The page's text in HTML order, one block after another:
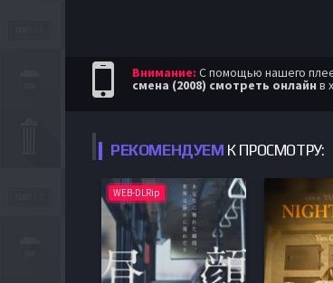
Внимание: С помощью нашего
смена (2008) смотреть онлайн в
РЕКОМЕНДУЕМ К ПРОСМОТРУ:
WEB-DLRip